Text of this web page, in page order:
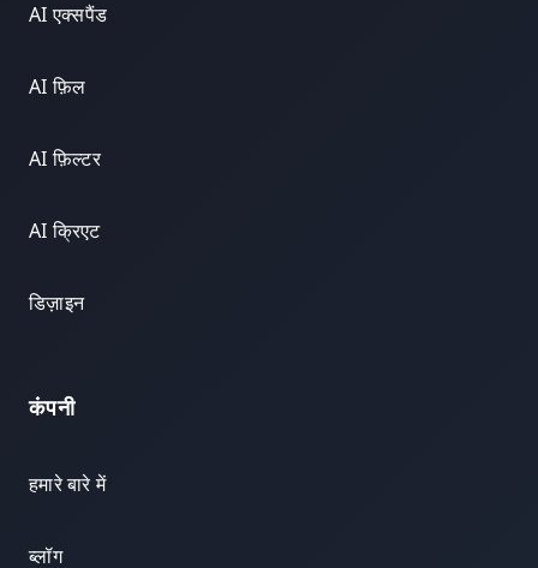
AI एक्सपैंड
AI फ़िल
AI फ़िल्टर
AI क्रिएट
डिज़ाइन
कंपनी
हमारे बारे में
ब्लॉग